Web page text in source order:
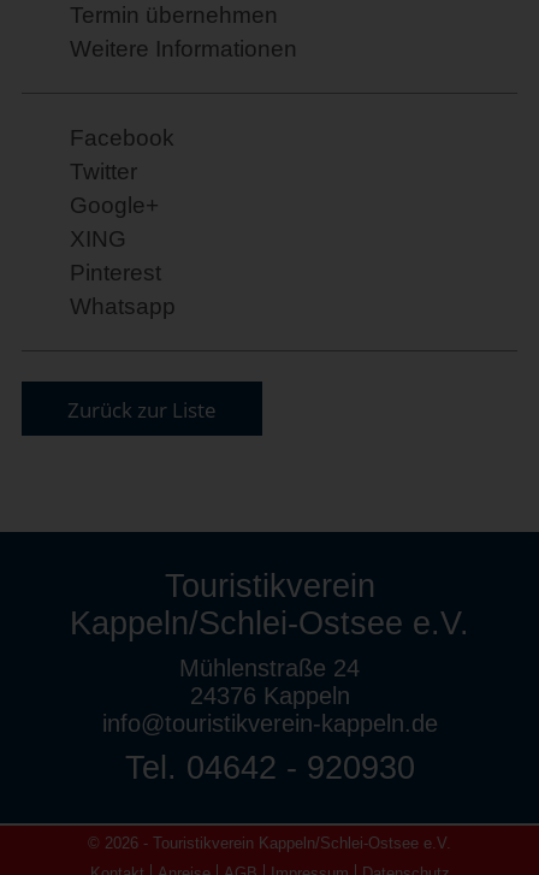
Termin übernehmen
Weitere Informationen
Facebook
Twitter
Google+
XING
Pinterest
Whatsapp
Zurück zur Liste
Touristikverein
Kappeln/Schlei-Ostsee e.V.
Mühlenstraße 24
24376 Kappeln
info@touristikverein-kappeln.de
Tel. 04642 - 920930
© 2026 - Touristikverein Kappeln/Schlei-Ostsee e.V.